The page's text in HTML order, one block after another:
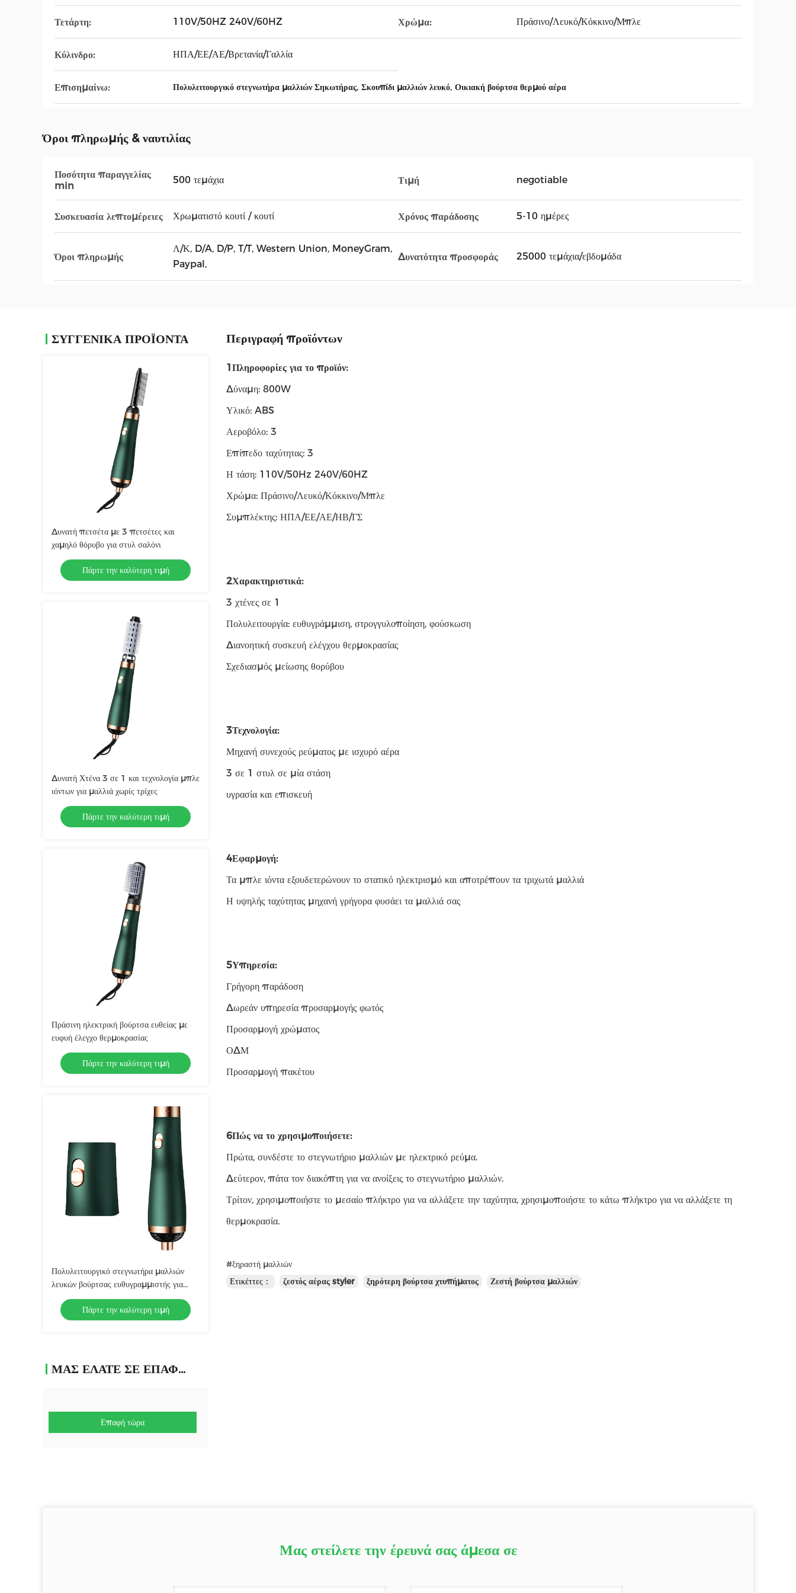
Τετάρτη: 110V/50HZ 240V/60HZ Χρώμα: Πράσινο/Λευκό/Κόκκινο/Μπλε
Κύλινδρο: ΗΠΑ/ΕΕ/ΑΕ/Βρετανία/Γαλλία
Επισημαίνω: Πολυλειτουργικό στεγνωτήρα μαλλιών Σηκωτήρας, Σκουπίδι μαλλιών λευκό, Οικιακή βούρτσα θερμού αέρα
Όροι πληρωμής & ναυτιλίας
Ποσότητα παραγγελίας
min
500 τεμάχια Τιμή negotiable
Συσκευασία λεπτομέρειες Χρωματιστό κουτί / κουτί Χρόνος παράδοσης 5-10 ημέρες
Όροι πληρωμής
Λ/Κ, D/A, D/P, T/T, Western Union, MoneyGram,
Paypal,
Δυνατότητα προσφοράς 25000 τεμάχια/εβδομάδα
ΣΥΓΓΕΝΙΚΆ ΠΡΟΪΌΝΤΑ
Δυνατή πετσέτα με 3 πετσέτες και
χαμηλό θόρυβο για στυλ σαλόνι
Πάρτε την καλύτερη τιμή
Δυνατή Χτένα 3 σε 1 και τεχνολογία μπλε
ιόντων για μαλλιά χωρίς τρίχες
Πάρτε την καλύτερη τιμή
Πράσινη ηλεκτρική βούρτσα ευθείας με
ευφυή έλεγχο θερμοκρασίας
Πάρτε την καλύτερη τιμή
Πολυλειτουργικό στεγνωτήρα μαλλιών
λευκών βούρτσας ευθυγραμμιστής για
οικιακό στυλ
Πάρτε την καλύτερη τιμή
ΜΑΣ ΕΛΆΤΕ ΣΕ ΕΠΑΦΉ ΜΕ
Επαφή τώρα
Περιγραφή προϊόντων
1Πληροφορίες για το προϊόν:
Δύναμη: 800W
Υλικό: ABS
Αεροβόλο: 3
Επίπεδο ταχύτητας: 3
Η τάση: 110V/50Hz 240V/60HZ
Χρώμα: Πράσινο/Λευκό/Κόκκινο/Μπλε
Συμπλέκτης: ΗΠΑ/ΕΕ/ΑΕ/ΗΒ/ΓΣ
2Χαρακτηριστικά:
3 χτένες σε 1
Πολυλειτουργία: ευθυγράμμιση, στρογγυλοποίηση, φούσκωση
Διανοητική συσκευή ελέγχου θερμοκρασίας
Σχεδιασμός μείωσης θορύβου
3Τεχνολογία:
Μηχανή συνεχούς ρεύματος με ισχυρό αέρα
3 σε 1 στυλ σε μία στάση
υγρασία και επισκευή
4Εφαρμογή:
Τα μπλε ιόντα εξουδετερώνουν το στατικό ηλεκτρισμό και αποτρέπουν τα τριχωτά μαλλιά
Η υψηλής ταχύτητας μηχανή γρήγορα φυσάει τα μαλλιά σας
5Υπηρεσία:
Γρήγορη παράδοση
Δωρεάν υπηρεσία προσαρμογής φωτός
Προσαρμογή χρώματος
ΟΔΜ
Προσαρμογή πακέτου
6Πώς να το χρησιμοποιήσετε:
Πρώτα, συνδέστε το στεγνωτήριο μαλλιών με ηλεκτρικό ρεύμα.
Δεύτερον, πάτα τον διακόπτη για να ανοίξεις το στεγνωτήριο μαλλιών.
Τρίτον, χρησιμοποιήστε το μεσαίο πλήκτρο για να αλλάξετε την ταχύτητα, χρησιμοποιήστε το κάτω πλήκτρο για να αλλάξετε τη
θερμοκρασία.
#ξηραστή μαλλιών
Ετικέττες：
ζεστός αέρας styler ξηρότερη βούρτσα χτυπήματος Ζεστή βούρτσα μαλλιών
Μας στείλετε την έρευνά σας άμεσα σε